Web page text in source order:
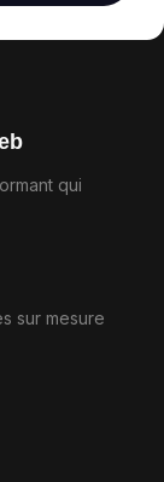
qui
sur mesure